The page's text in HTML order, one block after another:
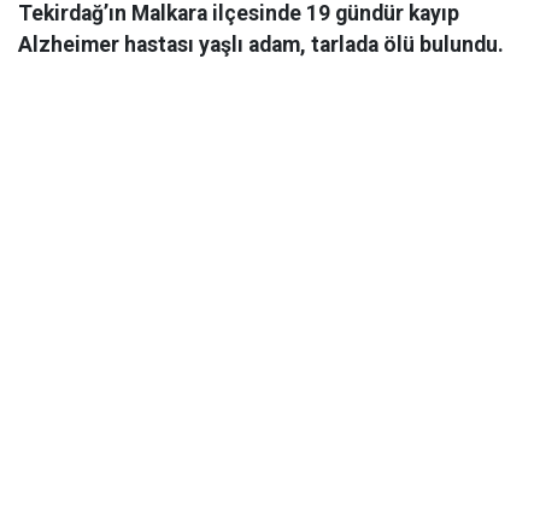
Tekirdağ’ın Malkara ilçesinde 19 gündür kayıp
Alzheimer hastası yaşlı adam, tarlada ölü bulundu.